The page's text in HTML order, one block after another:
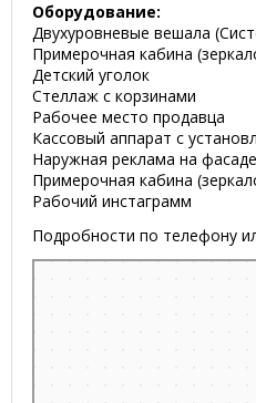
Оборудование:
Двухуровневые вешала
Примерочная кабина
Детский уголок
Стеллаж с корзинами
Рабочее место продавца
Кассовый аппарат с
Наружная реклама на
Примерочная кабина
Рабочий инстаграмм
Подробности по телефону